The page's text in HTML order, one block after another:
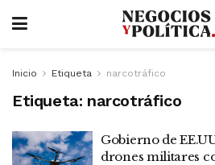
Inicio Etiqueta narcotráfico
Etiqueta: narcotráfico
Gobierno de
drones militares